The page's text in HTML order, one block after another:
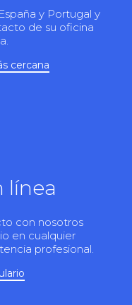
y Portugal y
de su oficina
cercana
línea
con nosotros
en cualquier
profesional.